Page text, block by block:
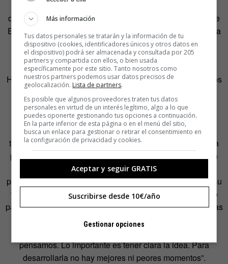
continente. Eso le ha servido para detectar la gran
diferencia que existe en la cultura de emprendedores entre
EE UU y Europa. “En Estado Unidos la sociedad glorifica a
los emprendedores y considera que es lo mejor que uno
puede hacer por uno mismo, por su familia y por su país”.
Hay dos posturas ante la crisis, según Vohra, la de aquellos
que se escudan en ella para no cambiar, la mayoría en
España, y los que consideran que es el momento idóneo
para el cambio, los menos. “Los primeros no dejan de
recordar que hay un 25% de parados y que ellos tienen
trabajo, y deben quedarse donde están y no cambiar nada
porque, aunque odian su trabajo y no les hace feliz, están
relativamente cómodo y ganan algo de dinero. En el otro
polo están los que aprovechan el momento para analizar su
vida. ¿Me gusta lo que hago? ¿Soy feliz? ¿Estoy dejando
pasar la vida sin hacer algo que me llena? A estas personas
me gustaría decirles que tenemos una capacidad de
cambiar nuestras vidas mucho mayor de lo que nos
pensamos. Lo importante es tener clara la idea. Para
desarrollarla no hay mejores ni peores momentos”.
Más información
Tus datos personales se tratarán y la información de tu
dispositivo (cookies, identificadores únicos y otros datos en
el dispositivo) podrá ser almacenada y consultada por 205
partners y compartida con ellos, o bien usada
específicamente por este sitio. Tanto nosotros como
nuestros partners podemos usar datos precisos de
geolocalización. Lista de partners.
Es posible que algunos proveedores traten tus datos
personales en virtud de un interés legítimo, algo a lo que
puedes oponerte gestionando tus opciones a continuación.
En la parte inferior de esta página o en el menú del sitio,
busca un enlace para gestionar o retirar el consentimiento en
la configuración de privacidad y cookies.
Aceptar y seguir GRATIS
Suscribirse desde 10€/año
Gestionar opciones